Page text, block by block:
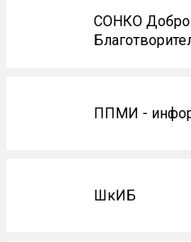
СОНКО
ППМИ -
ШкИБ